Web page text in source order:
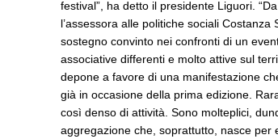
festival”, ha detto il presidente Liguori.
l’assessora alle politiche sociali
sostegno convinto nei confronti di un
associative differenti e molto attive sul
depone a favore di una manifestazione
già in occasione della prima edizione.
così denso di attività. Sono molteplici,
aggregazione che, soprattutto, nasce per